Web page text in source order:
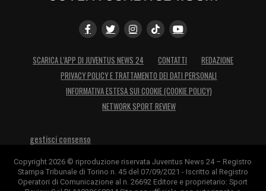
SCARICA L’APP DI JUVENTUS NEWS 24 CONTATTI
REDAZIONE
PRIVACY POLICY E TRATTAMENTO DEI DATI PERSONALI
INFORMATIVA ESTESA SUI COOKIE (COOKIE POLICY)
NETWORK SPORT REVIEW
gestisci consenso
Copyright 2026 © riproduzione riservata Juventus News 24 – Registro
Stampa Tribunale di Torino n. 45 del 07/09/2021 - Iscritto al Registro
Operatori di Comunicazione al n. 26692 Editore e proprietario: Sport